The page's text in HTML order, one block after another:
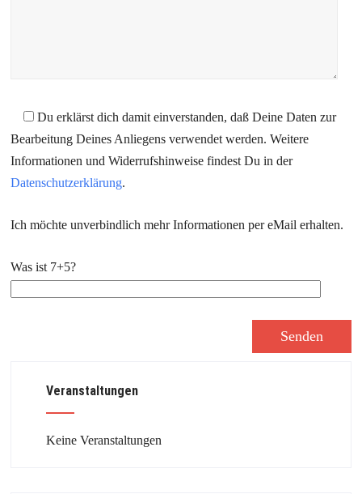
Du erklärst dich damit einverstanden, daß Deine Daten zur
Bearbeitung Deines Anliegens verwendet werden. Weitere
Informationen und Widerrufshinweise findest Du in der
Datenschutzerklärung.
Ich möchte unverbindlich mehr Informationen per eMail erhalten.
Was ist 7+5?
Veranstaltungen
Keine Veranstaltungen